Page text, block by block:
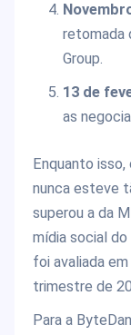
retomada
Group.
13 de
as
Enquanto
nunca esteve
superou a da
mídia social
foi avaliada
trimestre de
Para a